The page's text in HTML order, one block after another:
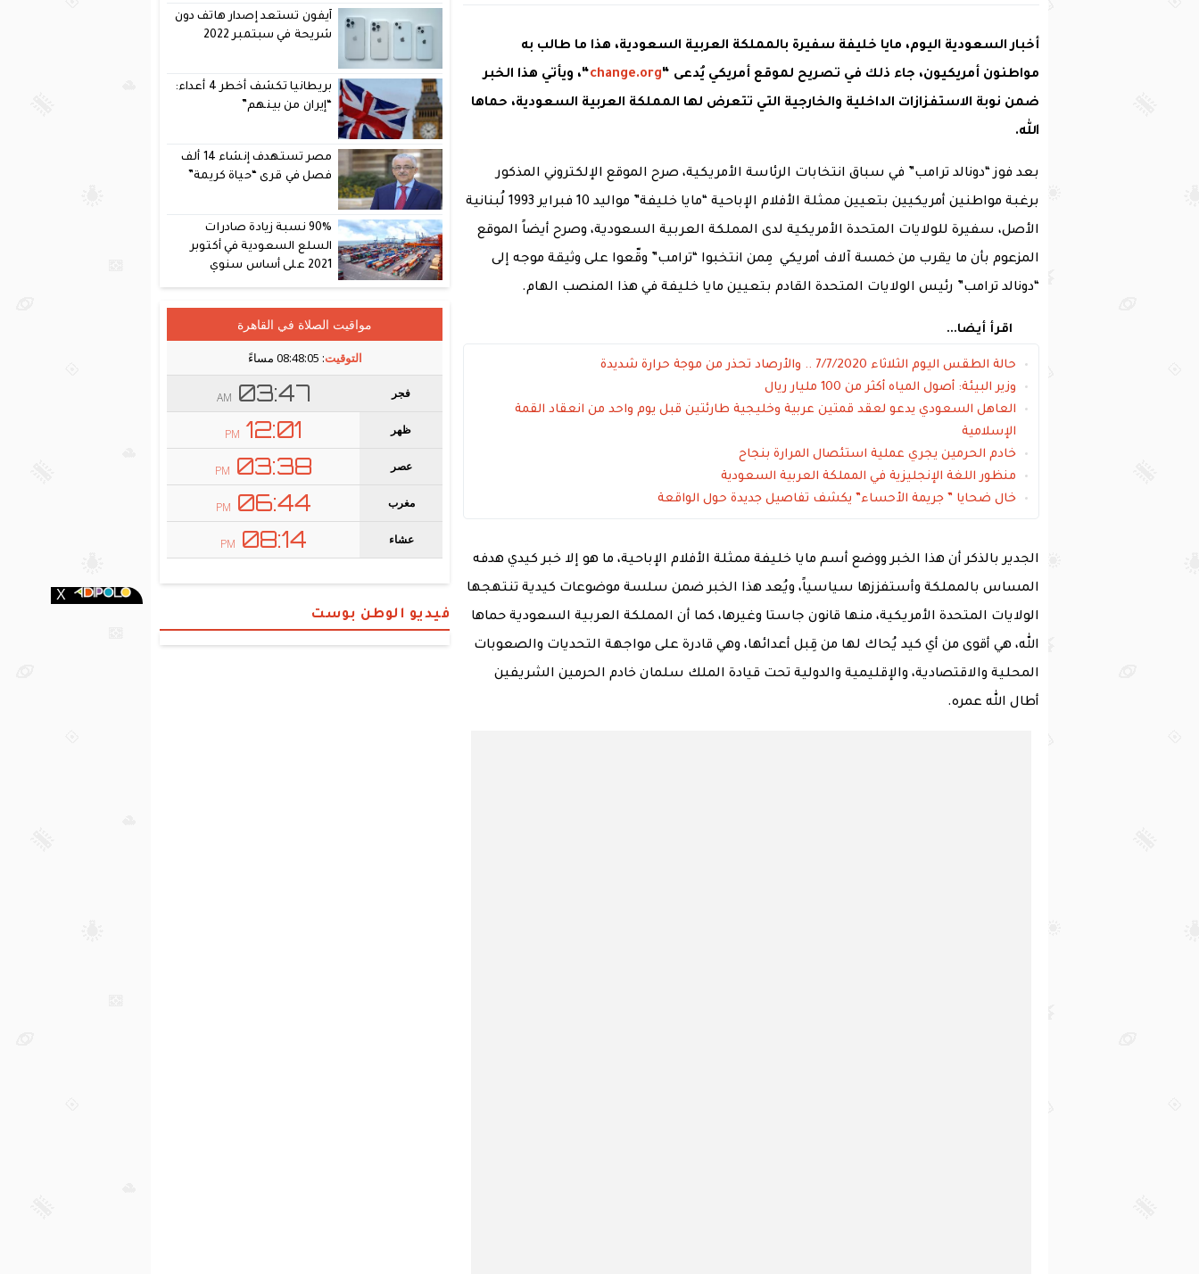
أخبار السعودية اليوم، مايا خليفة سفيرة بالمملكة العربية السعودية، هذا ما طالب به
مواطنون أمريكيون، جاء ذلك في تصريح لموقع أمريكي يُدعى “change.org“، ويأتي هذا الخبر
ضمن نوبة الاستفزازات الداخلية والخارجية التي تتعرض لها المملكة العربية السعودية، حماها
الله.
بعد فوز “دونالد ترامب” في سباق انتخابات الرئاسة الأمريكية، صرح الموقع الإلكتروني المذكور
برغبة مواطنين أمريكيين بتعيين ممثلة الأفلام الإباحية “مايا خليفة” مواليد 10 فبراير 1993 لُبنانية
الأصل، سفيرة للولايات المتحدة الأمريكية لدى المملكة العربية السعودية، وصرح أيضاً الموقع
المزعوم بأن ما يقرب من خمسة آلاف أمريكي مِمن انتخبوا “ترامب” وقّعوا على وثيقة موجه إلى
“دونالد ترامب” رئيس الولايات المتحدة القادم بتعيين مايا خليفة في هذا المنصب الهام.
اقرأ أيضا...
حالة الطقس اليوم الثلاثاء 7/7/2020 .. والأرصاد تحذر من موجة حرارة شديدة
وزير البيئة: أصول المياه أكثر من 100 مليار ريال
العاهل السعودي يدعو لعقد قمتين عربية وخليجية طارئتين قبل يوم واحد من انعقاد القمة
الإسلامية
خادم الحرمين يجري عملية استئصال المرارة بنجاح
منظور اللغة الإنجليزية في المملكة العربية السعودية
خال ضحايا ” جريمة الأحساء” يكشف تفاصيل جديدة حول الواقعة
الجدير بالذكر أن هذا الخبر ووضع أسم مايا خليفة ممثلة الأفلام الإباحية، ما هو إلا خبر كيدي هدفه
المساس بالمملكة وأستفززها سياسياً، ويُعد هذا الخبر ضمن سلسة موضوعات كيدية تنتهجها
الولايات المتحدة الأمريكية، منها قانون جاستا وغيرها، كما أن المملكة العربية السعودية حماها
الله، هي أقوى من أي كيد يُحاك لها من قِبل أعدائها، وهي قادرة على مواجهة التحديات والصعوبات
المحلية والاقتصادية، والإقليمية والدولية تحت قيادة الملك سلمان خادم الحرمين الشريفين
أطال الله عمره.
آيفون تستعد إصدار هاتف دون
شريحة في سبتمبر 2022
بريطانيا تكشف أخطر 4 أعداء:
“إيران من بينهم”
مصر تستهدف إنشاء 14 ألف
فصل في قرى “حياة كريمة”
90% نسبة زيادة صادرات
السلع السعودية في أكتوبر
2021 على أساس سنوي
فيديو الوطن بوست